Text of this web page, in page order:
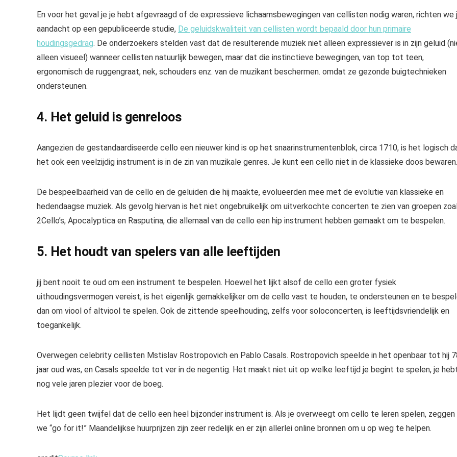
En voor het geval je je hebt afgevraagd of de expressieve lichaamsbewegingen van cellisten nodig waren, richten we
aandacht op een gepubliceerde studie, De geluidskwaliteit van cellisten wordt bepaald door hun primaire
houdingsgedrag. De onderzoekers stelden vast dat de resulterende muziek niet alleen expressiever is in zijn geluid
alleen visueel) wanneer cellisten natuurlijk bewegen, maar dat die instinctieve bewegingen, van top tot teen,
ergonomisch de ruggengraat, nek, schouders enz. van de muzikant beschermen. omdat ze gezonde buigtechnieken
ondersteunen.
4. Het geluid is genreloos
Aangezien de gestandaardiseerde cello een nieuwer kind is op het snaarinstrumentenblok, circa 1710, is het logisch
het ook een veelzijdig instrument is in de zin van muzikale genres. Je kunt een cello niet in de klassieke doos bewaren.
De bespeelbaarheid van de cello en de geluiden die hij maakte, evolueerden mee met de evolutie van klassieke en
hedendaagse muziek. Als gevolg hiervan is het niet ongebruikelijk om uitverkochte concerten te zien van groepen
2Cello’s, Apocalyptica en Rasputina, die allemaal van de cello een hip instrument hebben gemaakt om te bespelen.
5. Het houdt van spelers van alle leeftijden
jij bent nooit te oud om een ​​instrument te bespelen. Hoewel het lijkt alsof de cello een groter fysiek
uithoudingsvermogen vereist, is het eigenlijk gemakkelijker om de cello vast te houden, te ondersteunen en te
dan om viool of altviool te spelen. Ook de zittende speelhouding, zelfs voor soloconcerten, is leeftijdsvriendelijk en
toegankelijk.
Overwegen celebrity cellisten Mstislav Rostropovich en Pablo Casals. Rostropovich speelde in het openbaar tot hij
jaar oud was, en Casals speelde tot ver in de negentig. Het maakt niet uit op welke leeftijd je begint te spelen, je
nog vele jaren plezier voor de boeg.
Het lijdt geen twijfel dat de cello een heel bijzonder instrument is. Als je overweegt om cello te leren spelen, zeggen
we “go for it!” Maandelijkse huurprijzen zijn zeer redelijk en er zijn allerlei online bronnen om u op weg te helpen.